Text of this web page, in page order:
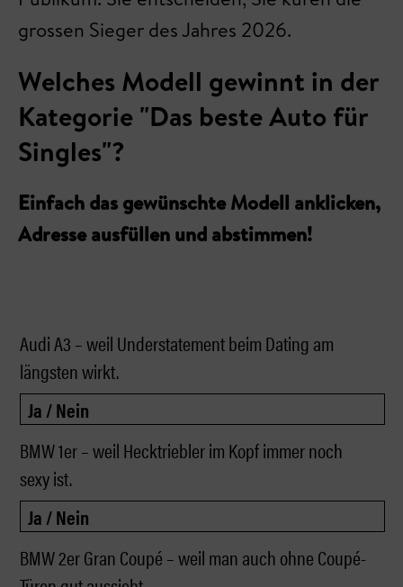
grossen Sieger des Jahres 2026.
Welches Modell gewinnt in der
Kategorie "Das beste Auto für
Singles"?
Einfach das gewünschte Modell anklicken,
Adresse ausfüllen und abstimmen!
Audi A3 – weil Understatement beim Dating am
längsten wirkt.
BMW 1er – weil Hecktriebler im Kopf immer noch
sexy ist.
BMW 2er Gran Coupé – weil man auch ohne Coupé-